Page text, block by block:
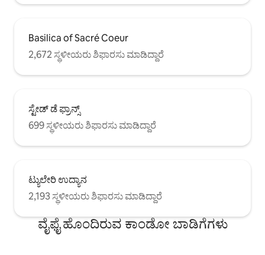
Basilica of Sacré Coeur
2,672 ಸ್ಥಳೀಯರು ಶಿಫಾರಸು ಮಾಡಿದ್ದಾರೆ
ಸ್ಟೇಡ್ ಡೆ ಫ್ರಾನ್ಸ್
699 ಸ್ಥಳೀಯರು ಶಿಫಾರಸು ಮಾಡಿದ್ದಾರೆ
ಟ್ಯುಲೇರಿ ಉದ್ಯಾನ
2,193 ಸ್ಥಳೀಯರು ಶಿಫಾರಸು ಮಾಡಿದ್ದಾರೆ
ವೈಫೈ ಹೊಂದಿರುವ ಕಾಂಡೋ ಬಾಡಿಗೆಗಳು